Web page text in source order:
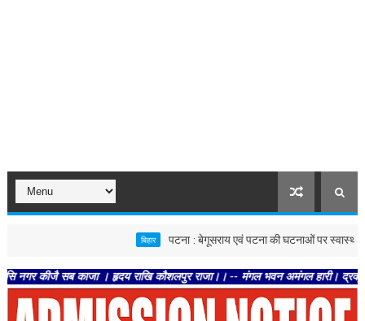
पटना : बेगूसराय एवं पटना की घटनाओं पर स्वास्थ्य विभाग
सब काजा । हृदय राखि कौशलपुर राजा।। -- मंगल भवन अमंगल हारी। द्रवहु सुदसरथ